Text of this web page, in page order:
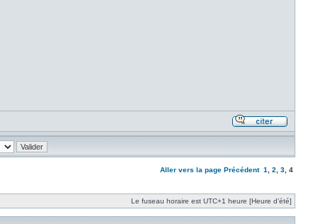
Aller vers la page Précédent 1 2 3 4
Le fuseau horaire est UTC+1 heure [Heure d’été]